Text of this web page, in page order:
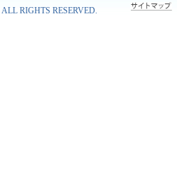
ALL RIGHTS RESERVED.